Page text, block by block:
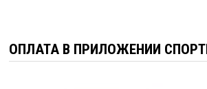
ОПЛАТА В ПРИЛОЖЕНИИ